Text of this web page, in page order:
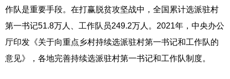
作队是重要手段。在打赢脱贫攻坚战中，全国累计选派驻村
第一书记51.8万人、工作队员249.2万人。2021年，中央办公
厅印发《关于向重点乡村持续选派驻村第一书记和工作队的
意见》，各地完善持续选派驻村第一书记和工作队制度。